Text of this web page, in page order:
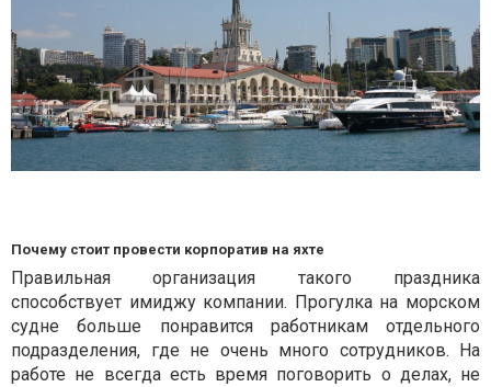
Почему стоит провести корпоратив на яхте
Правильная организация такого праздника
способствует имиджу компании. Прогулка на морском
судне больше понравится работникам отдельного
подразделения, где не очень много сотрудников. На
работе не всегда есть время поговорить о делах, не